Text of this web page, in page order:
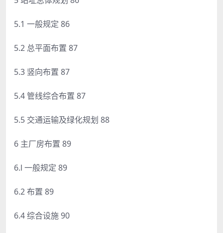
5.1 一般规定 86
5.2 总平面布置 87
5.3 竖向布置 87
5.4 管线综合布置 87
5.5 交通运输及绿化规划 88
6 主厂房布置 89
6.l 一般规定 89
6.2 布置 89
6.4 综合设施 90